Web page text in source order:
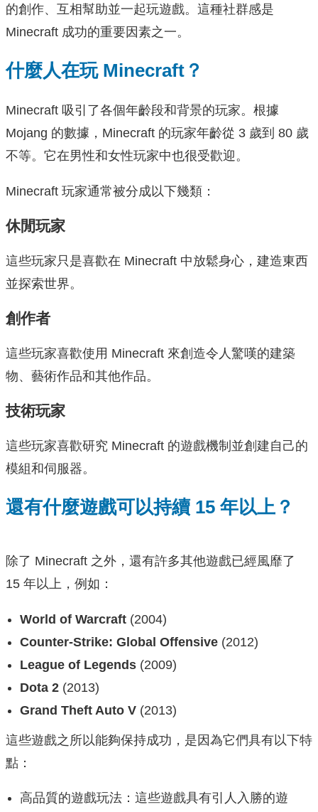
的創作、互相幫助並一起玩遊戲。這種社群感是
Minecraft 成功的重要因素之一。
什麼人在玩 Minecraft？
Minecraft 吸引了各個年齡段和背景的玩家。根據
Mojang 的數據，Minecraft 的玩家年齡從 3 歲到 80 歲
不等。它在男性和女性玩家中也很受歡迎。
Minecraft 玩家通常被分成以下幾類：
休閒玩家
這些玩家只是喜歡在 Minecraft 中放鬆身心，建造東西
並探索世界。
創作者
這些玩家喜歡使用 Minecraft 來創造令人驚嘆的建築
物、藝術作品和其他作品。
技術玩家
這些玩家喜歡研究 Minecraft 的遊戲機制並創建自己的
模組和伺服器。
還有什麼遊戲可以持續 15 年以上？
除了 Minecraft 之外，還有許多其他遊戲已經風靡了
15 年以上，例如：
World of Warcraft (2004)
Counter-Strike: Global Offensive (2012)
League of Legends (2009)
Dota 2 (2013)
Grand Theft Auto V (2013)
這些遊戲之所以能夠保持成功，是因為它們具有以下特
點：
高品質的遊戲玩法：這些遊戲具有引人入勝的遊